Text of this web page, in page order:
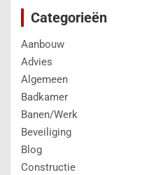
Categorieën
Aanbouw
Advies
Algemeen
Badkamer
Banen/Werk
Beveiliging
Blog
Constructie